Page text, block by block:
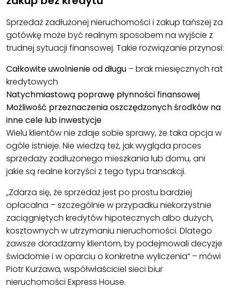
Sprzedaż zadłużonej nieruchomości i zakup tańszej za
gotówkę może być realnym sposobem na wyjście z
trudnej sytuacji finansowej. Takie rozwiązanie przynosi:
Całkowite uwolnienie od długu – brak miesięcznych rat
kredytowych
Natychmiastową poprawę płynności finansowej
Możliwość przeznaczenia oszczędzonych środków na
inne cele lub inwestycje
Wielu klientów nie zdaje sobie sprawy, że taka opcja w
ogóle istnieje. Nie wiedzą też, jak wygląda proces
sprzedaży zadłużonego mieszkania lub domu, ani
jakie są realne korzyści z tego typu transakcji.
„Zdarza się, że sprzedaż jest po prostu bardziej
opłacalna – szczególnie w przypadku niekorzystnie
zaciągniętych kredytów hipotecznych albo dużych,
kosztownych w utrzymaniu nieruchomości. Dlatego
zawsze doradzamy klientom, by podejmowali decyzje
świadomie i w oparciu o konkretne wyliczenia” – mówi
Piotr Kurzawa, współwłaściciel sieci biur
nieruchomości Express House.